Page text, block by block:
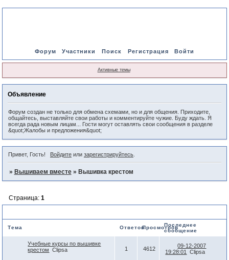
Форум Участники Поиск Регистрация Войти
Активные темы
Объявление
Форум создан не только для обмена схемами, но и для общения. Приходите,
общайтесь, выставляйте свои работы и комментируйте чужие. Буду ждать. Я
всегда рада новым лицам... Гости могут оставлять свои сообщения в разделе
&quot;Жалобы и предложения&quot;
Привет, Гость! Войдитеили зарегистрируйтесь.
» Вышиваем вместе » Вышивка крестом
Страница: 1
Тема ОтветовПросмотровПоследнее
сообщение
Учебные курсы по вышивке
крестом
Clipsa 1 4612
09-12-2007
19:28:01
Clipsa